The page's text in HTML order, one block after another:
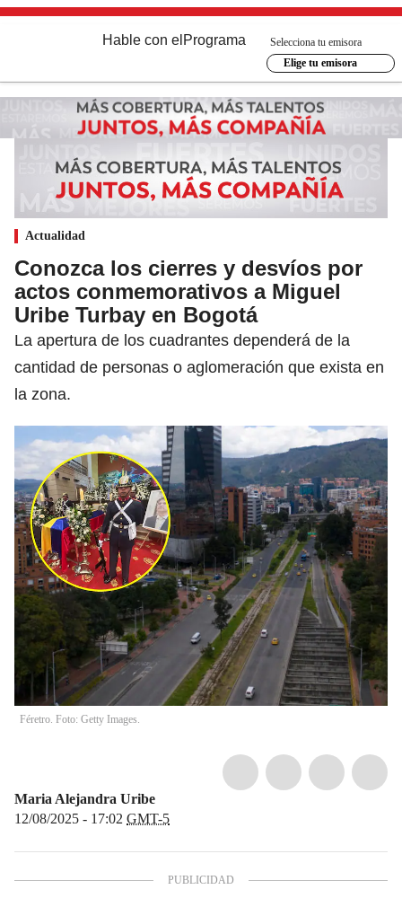
Hable con el Programa
Selecciona tu emisora
Elige tu emisora
Actualidad
Conozca los cierres y desvíos por
actos conmemorativos a Miguel
Uribe Turbay en Bogotá
La apertura de los cuadrantes dependerá de la
cantidad de personas o aglomeración que exista en
la zona.
Féretro. Foto: Getty Images.
Maria Alejandra Uribe
12/08/2025 - 17:02 GMT-5